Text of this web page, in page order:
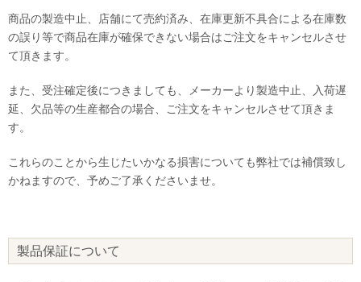
商品の製造中止、店舗にて売約済み、在庫更新不具合による在庫数
の誤り等で商品在庫が確保できない場合はご注文をキャンセルさせ
て頂きます。
また、受注確定後につきましても、メーカーより製造中止、入荷遅
延、欠品等の生産都合の場合、ご注文をキャンセルさせて頂きま
す。
これらのことから生じたいかなる損害についても弊社では補償致し
かねますので、予めご了承くださいませ。
製品保証について